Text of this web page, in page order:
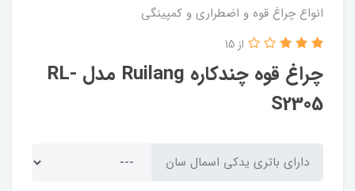
انواع چراغ قوه و اضطراری و کمپینگی
چراغ قوه چندکاره Ruilang مدل RL-
S2305
از 15
دارای باتری یدکی اسمال سان